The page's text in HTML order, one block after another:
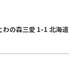
わの森三愛 1-1 北海道